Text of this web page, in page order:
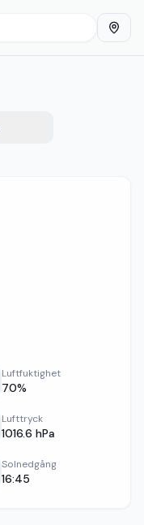
Luftfuktighet
70%
Lufttryck
1016.6 hPa
Solnedgång
16:45